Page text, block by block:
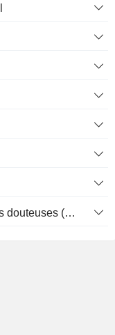
Provision cumulée pour créances douteuses (Supple)